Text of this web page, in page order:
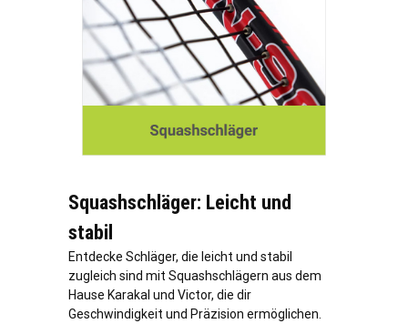
Squashschläger: Leicht und
stabil
Entdecke Schläger, die leicht und stabil
zugleich sind mit Squashschlägern aus dem
Hause Karakal und Victor, die dir
Geschwindigkeit und Präzision ermöglichen.